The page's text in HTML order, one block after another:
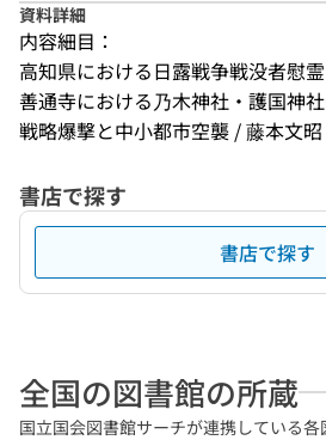
資料詳細
内容細目：
高知県における日露戦争戦没者慰
善通寺における乃木神社・護国神
戦略爆撃と中小都市空襲 / 藤本文昭
書店で探す
書店で探す
全国の図書館の所蔵
国立国会図書館サーチが連携している